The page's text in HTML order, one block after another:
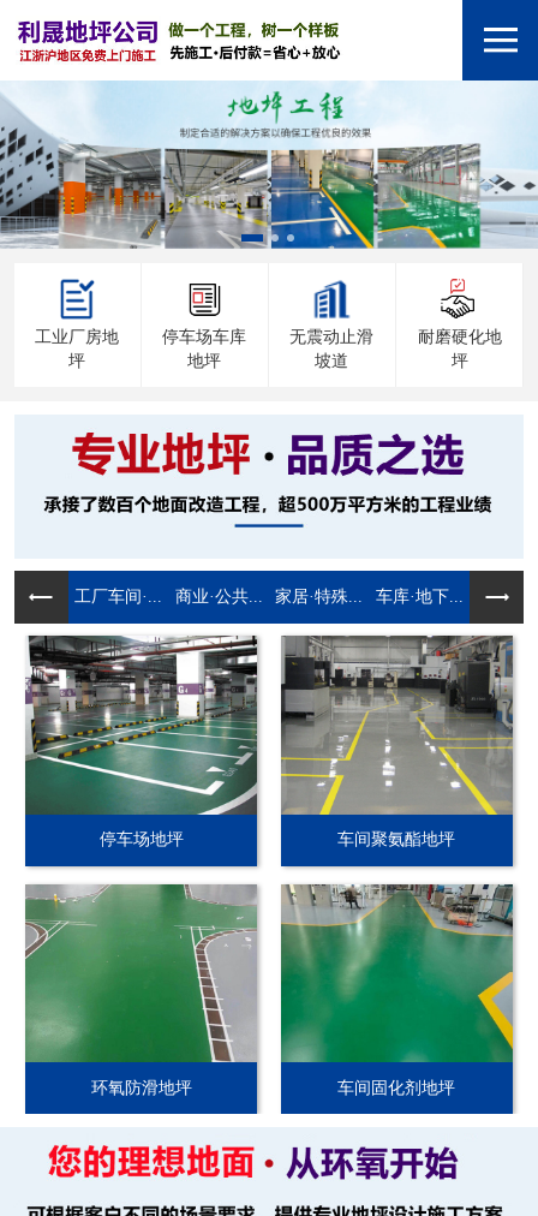
工业厂房地
坪
停车场车库
地坪
无震动止滑
坡道
耐磨硬化地
坪
工厂车间·... 商业·公共... 家居·特殊... 车库·地下...
停车场地坪 车间聚氨酯地坪
环氧防滑地坪 车间固化剂地坪